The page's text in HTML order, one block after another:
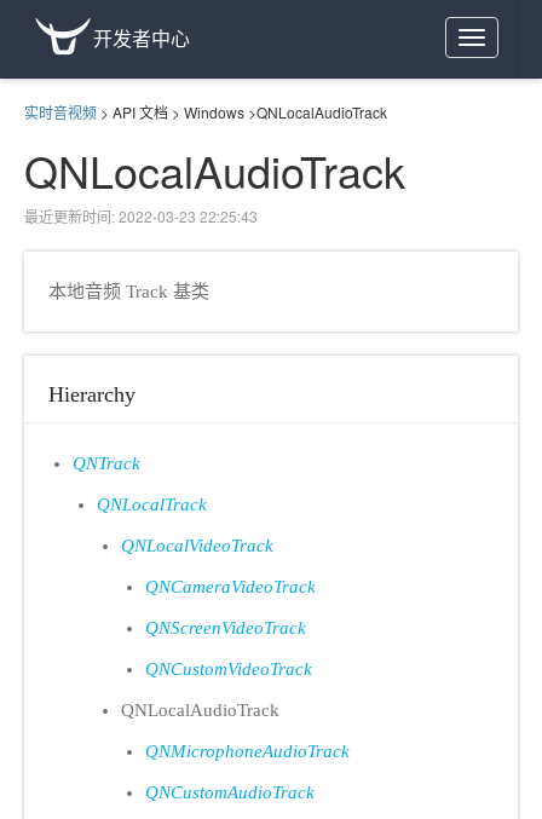
Toggle
navigation
开发者中心
实时音视频 > API 文档 > Windows >QNLocalAudioTrack
QNLocalAudioTrack
最近更新时间: 2022-03-23 22:25:43
本地音频 Track 基类
Hierarchy
QNTrack
QNLocalTrack
QNLocalVideoTrack
QNCameraVideoTrack
QNScreenVideoTrack
QNCustomVideoTrack
QNLocalAudioTrack
QNMicrophoneAudioTrack
QNCustomAudioTrack